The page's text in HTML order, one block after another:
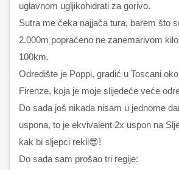
uglavnom ugljikohidrati za gorivo.
Sutra me čeka najjača tura, barem što
2.000m popraćeno ne zanemarivom
100km.
Odredište je Poppi, gradić u Toscani
Firenze, koja je moje slijedeće veće
Do sada još nikada nisam u jednome
uspona, to je ekvivalent 2x uspon na
kak bi sljepci rekli😎!
Do sada sam prošao tri regije: